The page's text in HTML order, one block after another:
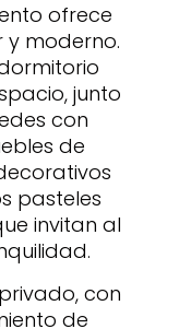
ofrece
moderno.
junto
con
de
pasteles
invitan al
con
de